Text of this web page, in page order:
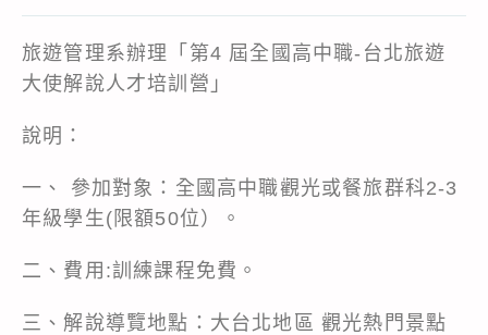
旅遊管理系辦理「第4 屆全國高中職-台北旅遊
大使解說人才培訓營」
說明：
一、 參加對象：全國高中職觀光或餐旅群科2-3
年級學生(限額50位）。
二、費用:訓練課程免費。
三、解說導覽地點：大台北地區 觀光熱門景點